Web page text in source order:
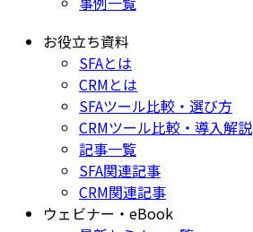
お役立ち資料
SFAとは
CRMとは
SFAツール比較・選び方
CRMツール比較・導入解説
記事一覧
SFA関連記事
CRM関連記事
ウェビナー・eBook